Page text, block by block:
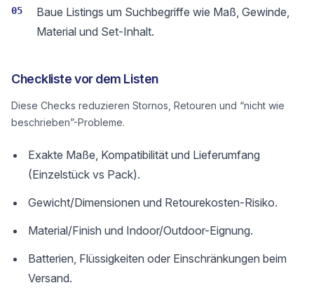
05
Baue Listings um Suchbegriffe wie Maß, Gewinde,
Material und Set-Inhalt.
Checkliste vor dem Listen
Diese Checks reduzieren Stornos, Retouren und “nicht wie
beschrieben”-Probleme.
Exakte Maße, Kompatibilität und Lieferumfang
(Einzelstück vs Pack).
Gewicht/Dimensionen und Retourekosten-Risiko.
Material/Finish und Indoor/Outdoor-Eignung.
Batterien, Flüssigkeiten oder Einschränkungen beim
Versand.